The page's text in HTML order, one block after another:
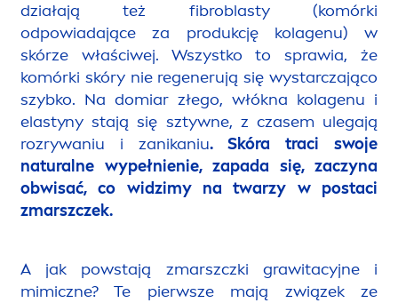
działają też fibroblasty (komórki
odpowiadające za produkcję kolagenu) w
skórze właściwej. Wszystko to sprawia, że
komórki skóry nie regenerują się wystarczająco
szybko. Na domiar złego, włókna kolagenu i
elastyny stają się sztywne, z czasem ulegają
rozrywaniu i zanikaniu. Skóra traci swoje
naturalne wypełnienie, zapada się, zaczyna
obwisać, co widzimy na twarzy w postaci
zmarszczek.
A jak powstają zmarszczki grawitacyjne i
mimiczne? Te pierwsze mają związek ze